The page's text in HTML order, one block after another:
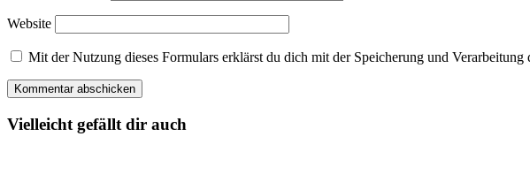
Website
Mit der Nutzung dieses Formulars erklärst du dich mit der Speicherung und
Vielleicht gefällt dir auch